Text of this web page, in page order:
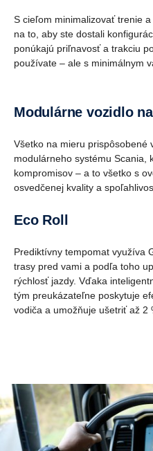
S cieľom minimalizovať trenie
na to, aby ste dostali
ponúkajú priľnavosť a trakciu
používate – ale s minimálnym
Modulárne vozidlo
Všetko na mieru prispôsobené
modulárneho systému Scania,
kompromisov – a to všetko s
osvedčenej kvality a
Eco Roll
Prediktívny tempomat využíva
trasy pred vami a podľa toho
rýchlosť jazdy. Vďaka
tým preukázateľne poskytuje
vodiča a umožňuje ušetriť až 2